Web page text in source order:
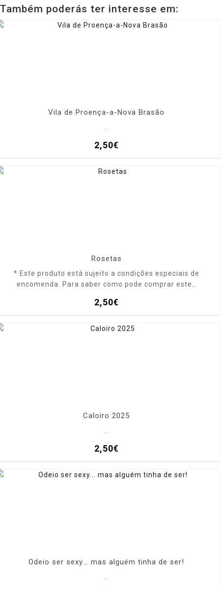
Também poderás ter interesse em:
Vila de Proença-a-Nova Brasão
..
2,50€
Rosetas
* Este produto está sujeito a condições especiais de
encomenda. Para saber como pode comprar este..
2,50€
Caloiro 2025
..
2,50€
Odeio ser sexy... mas alguém tinha de ser!
..